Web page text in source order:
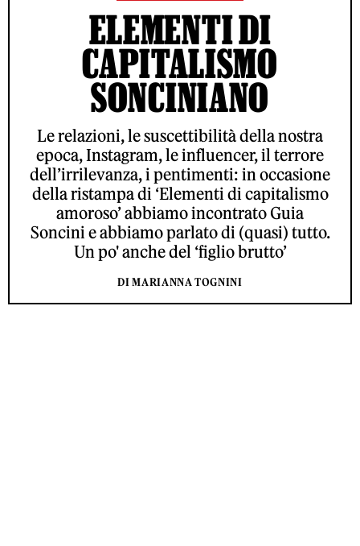
ELEMENTI DI
CAPITALISMO
SONCINIANO
Le relazioni, le suscettibilità della nostra
epoca, Instagram, le influencer, il terrore
dell’irrilevanza, i pentimenti: in occasione
della ristampa di ‘Elementi di capitalismo
amoroso’ abbiamo incontrato Guia
Soncini e abbiamo parlato di (quasi) tutto.
Un po' anche del ‘figlio brutto’
DI MARIANNA TOGNINI